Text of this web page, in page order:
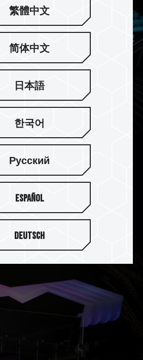
기술을 통해 더욱더 안
터 무결성을 유지
통해 안정적인 데이터 무결성
RGB DDR5메모리의 성능을 완
습니다.
繁體中文
简体中文
日本語
한국어
Русский
Español
Deutsch